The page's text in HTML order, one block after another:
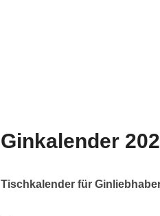
Ginkalender
Tischkalender für